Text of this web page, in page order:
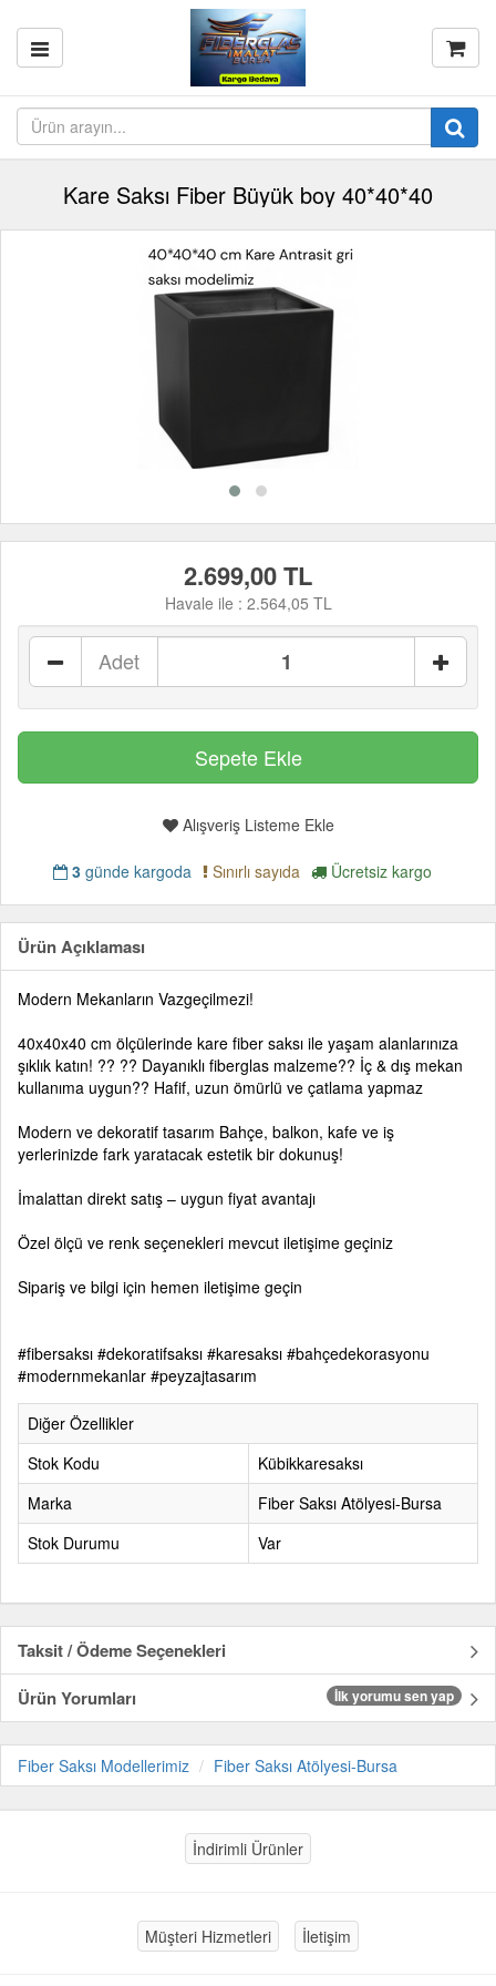
Kare Saksı Fiber Büyük boy 40*40*40
2.699,00 TL
Havale ile : 2.564,05 TL
Adet
Alışveriş Listeme Ekle
3 günde kargoda Sınırlı sayıda Ücretsiz kargo
Ürün Açıklaması
Modern Mekanların Vazgeçilmezi!
40x40x40 cm ölçülerinde kare fiber saksı ile yaşam alanlarınıza
şıklık katın! ?? ?? Dayanıklı fiberglas malzeme?? İç & dış mekan
kullanıma uygun?? Hafif, uzun ömürlü ve çatlama yapmaz
Modern ve dekoratif tasarım Bahçe, balkon, kafe ve iş
yerlerinizde fark yaratacak estetik bir dokunuş!
İmalattan direkt satış – uygun fiyat avantajı
Özel ölçü ve renk seçenekleri mevcut iletişime geçiniz
Sipariş ve bilgi için hemen iletişime geçin
#fibersaksı #dekoratifsaksı #karesaksı #bahçedekorasyonu
#modernmekanlar #peyzajtasarım
Diğer Özellikler
Stok Kodu
Kübikkaresaksı
Marka
Fiber Saksı Atölyesi-Bursa
Stok Durumu
Var
Taksit / Ödeme Seçenekleri
Ürün Yorumları
İlk yorumu sen yap
Fiber Saksı Modellerimiz Fiber Saksı Atölyesi-Bursa
İndirimli Ürünler
Müşteri Hizmetleri İletişim